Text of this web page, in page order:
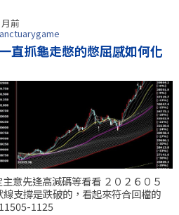
前
直抓龜走憋的憋屈感如何化
意先逢高減碼等看看 ２０２６０５
支撐是跌破的，看起來符合回檔的
1125